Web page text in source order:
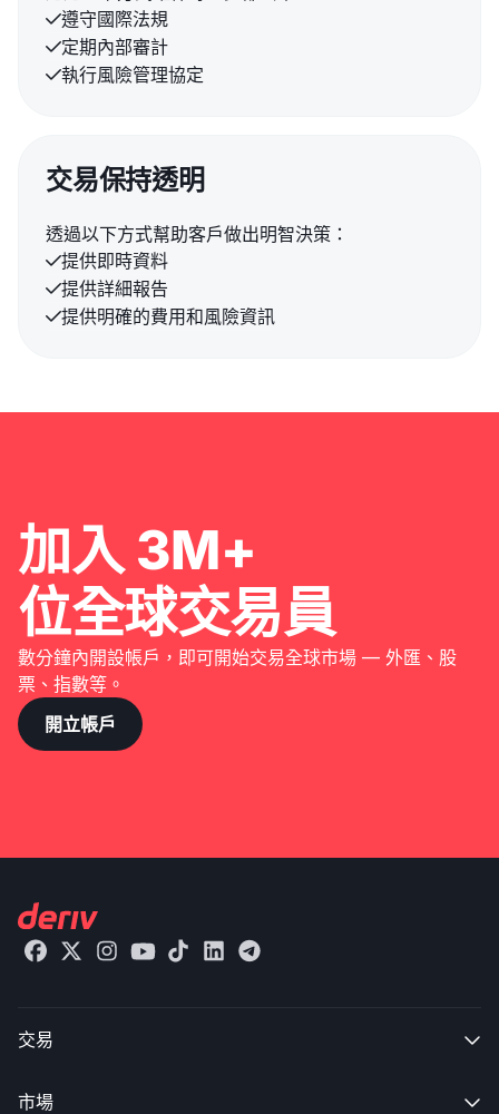
遵守國際法規
定期內部審計
執行風險管理協定
交易保持透明
透過以下方式幫助客戶做出明智決策：
提供即時資料
提供詳細報告
提供明確的費用和風險資訊
加入 3M+
位全球交易員
數分鐘內開設帳戶，即可開始交易全球市場 — 外匯、股
票、指數等。
開立帳戶
交易 
市場 